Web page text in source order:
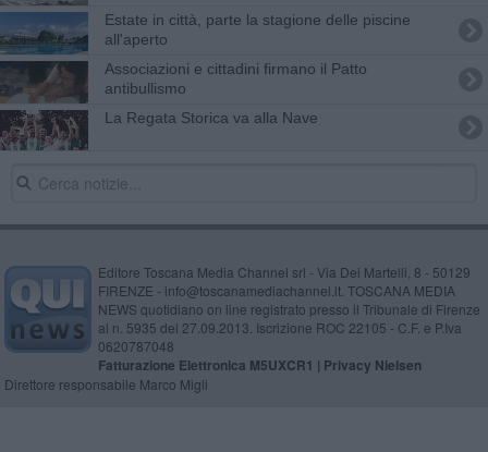
Estate in città, parte la stagione delle piscine
all'aperto
Associazioni e cittadini firmano il Patto
antibullismo
La Regata Storica va alla Nave
Editore Toscana Media Channel srl - Via Dei Martelli, 8 - 50129
FIRENZE - info@toscanamediachannel.it. TOSCANA MEDIA
NEWS quotidiano on line registrato presso il Tribunale di Firenze
al n. 5935 del 27.09.2013. Iscrizione ROC 22105 - C.F. e P.Iva
0620787048
Fatturazione Elettronica M5UXCR1 | Privacy Nielsen
Direttore responsabile Marco Migli